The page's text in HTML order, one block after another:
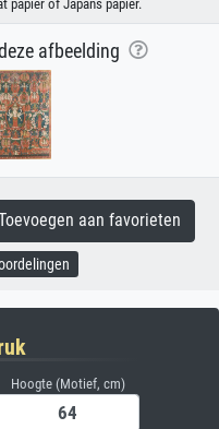
papier of Japans papier.
afbeelding
aan favorieten
Hoogte (Motief, cm)